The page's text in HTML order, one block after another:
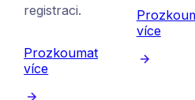
registraci.
Prozkoumat
více
více